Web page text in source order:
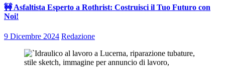
🚧 Asfaltista Esperto a Rothrist: Costruisci il Tuo Futuro con
Noi!
9 Dicembre 2024 Redazione